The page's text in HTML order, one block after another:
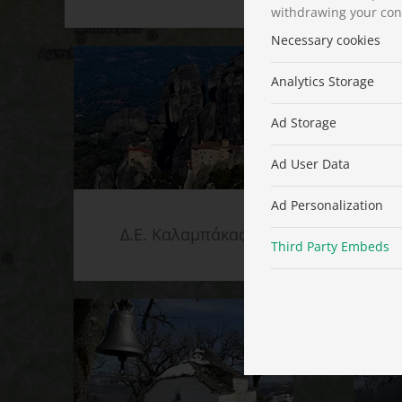
Δ.Ε. Καλαμπάκας
withdrawing your
Necessary cookies
Analytics Storage
Ad Storage
Ad User Data
Ad Personalization
Third Party Embeds